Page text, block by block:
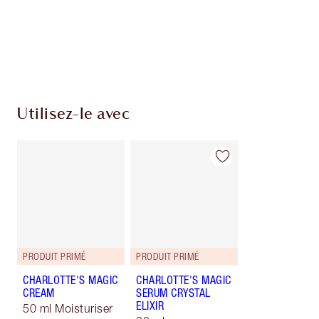
Utilisez-le avec
PRODUIT PRIMÉ
CHARLOTTE'S MAGIC
CREAM
50 ml Moisturiser
PRODUIT PRIMÉ
CHARLOTTE'S MAGIC
SERUM CRYSTAL
ELIXIR